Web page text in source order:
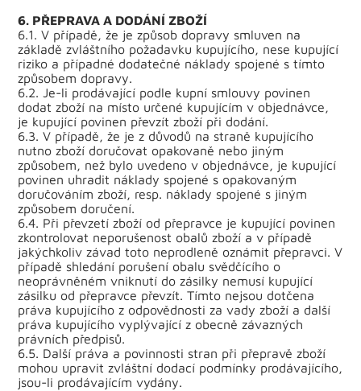
6. PŘEPRAVA A DODÁNÍ ZBOŽÍ
6.1. V případě, že je způsob dopravy smluven na
základě zvláštního požadavku kupujícího, nese kupující
riziko a případné dodatečné náklady spojené s tímto
způsobem dopravy.
6.2. Je-li prodávající podle kupní smlouvy povinen
dodat zboží na místo určené kupujícím v objednávce,
je kupující povinen převzít zboží při dodání.
6.3. V případě, že je z důvodů na straně kupujícího
nutno zboží doručovat opakovaně nebo jiným
způsobem, než bylo uvedeno v objednávce, je kupující
povinen uhradit náklady spojené s opakovaným
doručováním zboží, resp. náklady spojené s jiným
způsobem doručení.
6.4. Při převzetí zboží od přepravce je kupující povinen
zkontrolovat neporušenost obalů zboží a v případě
jakýchkoliv závad toto neprodleně oznámit přepravci. V
případě shledání porušení obalu svědčícího o
neoprávněném vniknutí do zásilky nemusí kupující
zásilku od přepravce převzít. Tímto nejsou dotčena
práva kupujícího z odpovědnosti za vady zboží a další
práva kupujícího vyplývající z obecně závazných
právních předpisů.
6.5. Další práva a povinnosti stran při přepravě zboží
mohou upravit zvláštní dodací podmínky prodávajícího,
jsou-li prodávajícím vydány.